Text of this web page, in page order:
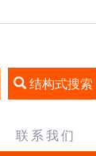
结构式搜索
联系我们